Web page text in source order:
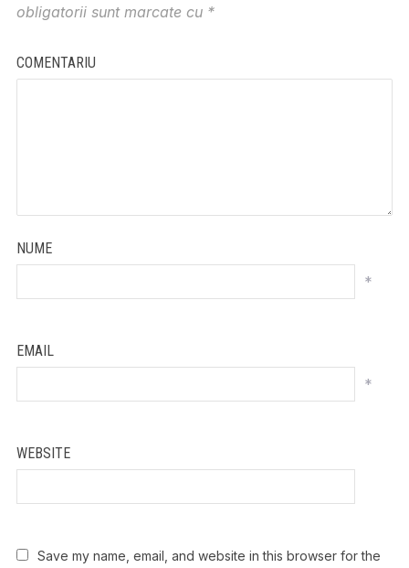
obligatorii sunt marcate cu *
COMENTARIU
NUME
*
EMAIL
*
WEBSITE
Save my name, email, and website in this browser for the